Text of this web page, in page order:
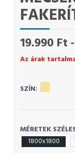
19.990 Ft
Az árak
SZÍN:
MÉRETEK
1800x1800